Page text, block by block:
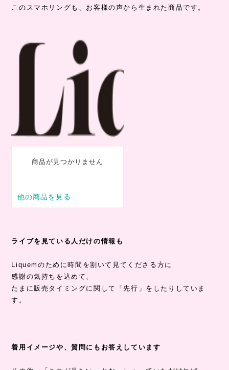
このスマホリングも、お客様の声から生まれた商品です。
ライブを見ている人だけの情報も
Liquemのために時間を割いて見てくださる方に
感謝の気持ちを込めて、
たまに販売タイミングに関して「先行」をしたりしていま
す。
着用イメージや、質問にもお答えしています